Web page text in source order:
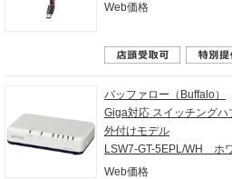
Web価格
バッファロー（Buffalo）
Giga対応 スイッチング
外付けモデル
LSW7-GT-5EPL/WH ホ
Web価格